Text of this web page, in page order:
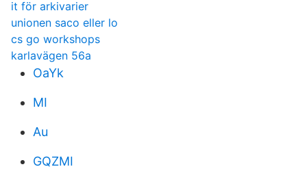
it för arkivarier
unionen saco eller lo
cs go workshops
karlavägen 56a
OaYk
MI
Au
GQZMI